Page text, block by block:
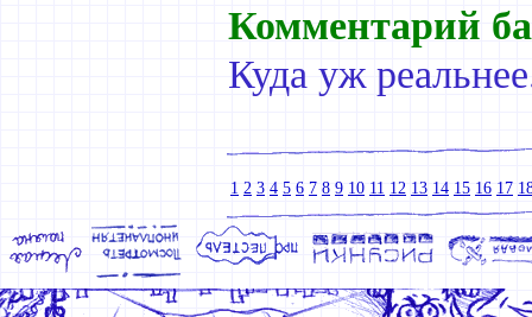
Комментарий
Куда уж
1 2 3 4 5 6 7 8 9 10 11 12 13 14 15 16 17